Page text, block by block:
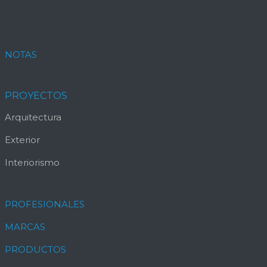
NOTAS
PROYECTOS
Arquitectura
Exterior
Interiorismo
PROFESIONALES
MARCAS
PRODUCTOS